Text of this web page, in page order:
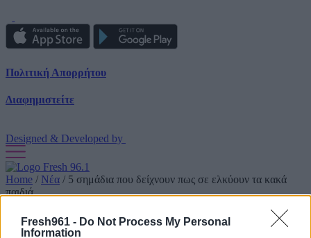
Fresh961 - Do Not Process My Personal
Information
Πολιτική Απορρήτου
Διαφημιστείτε
Designed & Developed by
Home / Νέα / 5 σημάδια που δείχνουν πως σε ελκύουν τα κακά
παιδιά
5 σημάδια που δείχνουν πως σε ελκύουν